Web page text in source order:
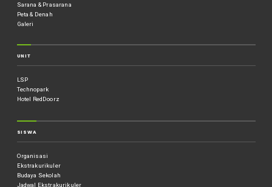
Sarana & Prasarana
Peta & Denah
Galeri
UNIT
LSP
Technopark
Hotel RedDoorz
SISWA
Organisasi
Ekstrakurikuler
Budaya Sekolah
Jadwal Ekstrakurikuler